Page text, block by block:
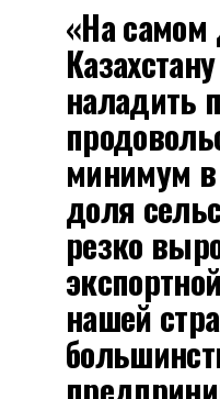
«На самом
наладить
минимум
доля
резко
нашей